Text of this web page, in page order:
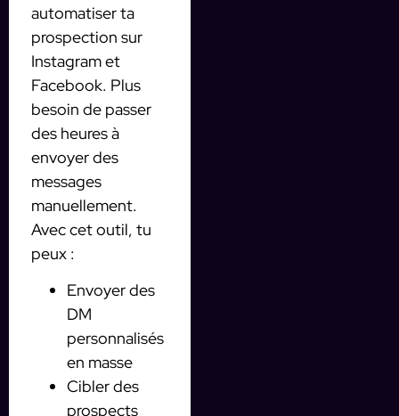
automatiser ta
prospection sur
Instagram et
Facebook. Plus
besoin de passer
des heures à
envoyer des
messages
manuellement.
Avec cet outil, tu
peux :
Envoyer des
DM
personnalisés
en masse
Cibler des
prospects